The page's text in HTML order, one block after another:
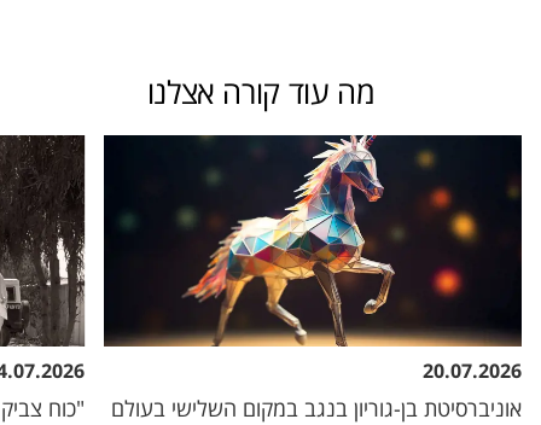
מה עוד קורה אצלנו
20.07.2026
אוניברסיטת בן-גוריון בנגב במקום השלישי בעולם
"כוח